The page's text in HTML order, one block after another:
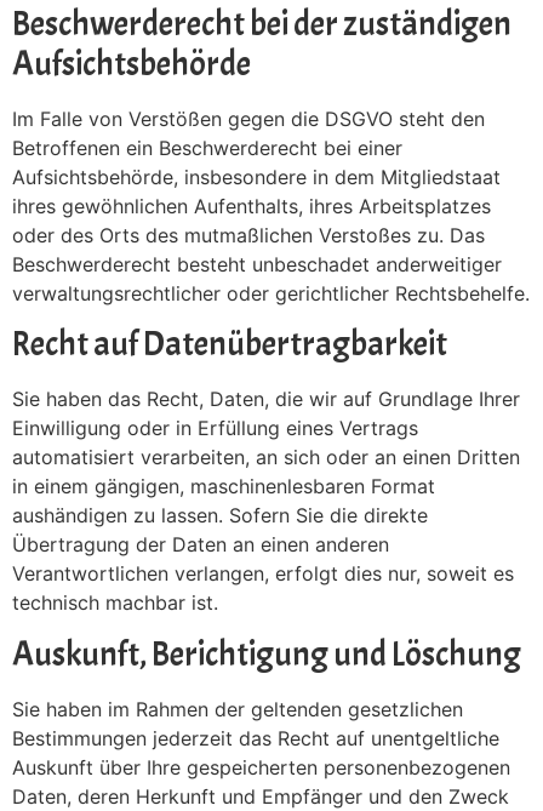
Beschwerde­recht bei der zuständigen
Aufsichts­behörde
Im Falle von Verstößen gegen die DSGVO steht den
Betroffenen ein Beschwerderecht bei einer
Aufsichtsbehörde, insbesondere in dem Mitgliedstaat
ihres gewöhnlichen Aufenthalts, ihres Arbeitsplatzes
oder des Orts des mutmaßlichen Verstoßes zu. Das
Beschwerderecht besteht unbeschadet anderweitiger
verwaltungsrechtlicher oder gerichtlicher Rechtsbehelfe.
Recht auf Daten­übertrag­barkeit
Sie haben das Recht, Daten, die wir auf Grundlage Ihrer
Einwilligung oder in Erfüllung eines Vertrags
automatisiert verarbeiten, an sich oder an einen Dritten
in einem gängigen, maschinenlesbaren Format
aushändigen zu lassen. Sofern Sie die direkte
Übertragung der Daten an einen anderen
Verantwortlichen verlangen, erfolgt dies nur, soweit es
technisch machbar ist.
Auskunft, Berichtigung und Löschung
Sie haben im Rahmen der geltenden gesetzlichen
Bestimmungen jederzeit das Recht auf unentgeltliche
Auskunft über Ihre gespeicherten personenbezogenen
Daten, deren Herkunft und Empfänger und den Zweck